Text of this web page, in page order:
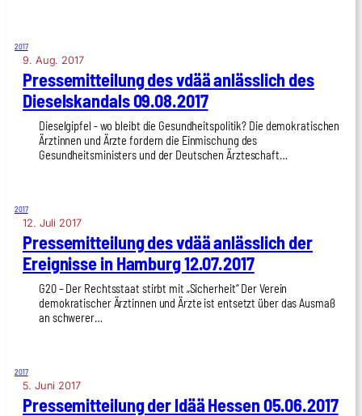
2017
9. Aug. 2017
Pres­se­mit­tei­lung des vdää anläss­lich des
Die­sel­skan­dals 09.08.2017
Dieselgipfel - wo bleibt die Gesundheitspolitik? Die demokratischen
Ärztinnen und Ärzte fordern die Einmischung des
Gesundheitsministers und der Deutschen Ärzteschaft…
2017
12. Juli 2017
Pres­se­mit­tei­lung des vdää anläss­lich der
Ereig­nis­se in Ham­burg 12.07.2017
G20 – Der Rechtsstaat stirbt mit „Sicherheit“ Der Verein
demokratischer Ärztinnen und Ärzte ist entsetzt über das Ausmaß
an schwerer…
2017
5. Juni 2017
Pres­se­mit­tei­lung der ldää Hes­sen 05.06.2017